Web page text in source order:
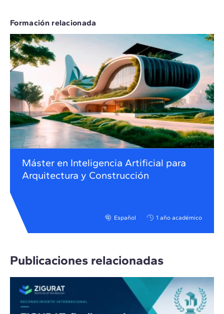
Formación relacionada
Máster en Inteligencia Artificial para
Arquitectura y Construcción
Español 1 año académico
Publicaciones relacionadas